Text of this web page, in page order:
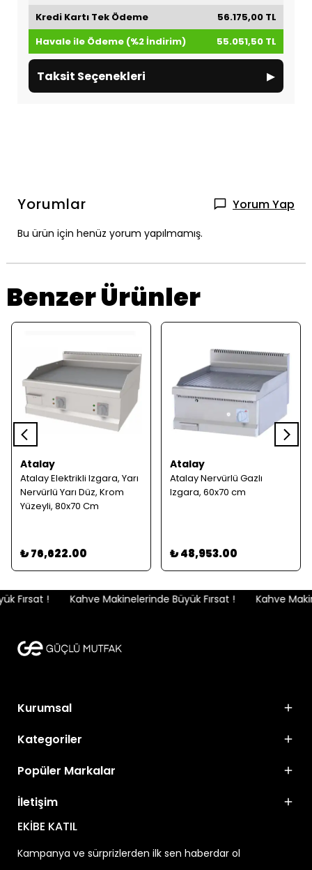
Kredi Kartı Tek Ödeme
56.175,00 TL
Havale ile Ödeme (%2 İndirim)
55.051,50 TL
Taksit Seçenekleri ▸
Yorumlar Yorum Yap
Bu ürün için henüz yorum yapılmamış.
Benzer Ürünler
Atalay
Atalay Elektrikli Izgara, Yarı
Nervürlü Yarı Düz, Krom
Yüzeyli, 80x70 Cm
₺ 76,622.00
Atalay
Atalay Nervürlü Gazlı
Izgara, 60x70 cm
₺ 48,953.00
Fırsat ! Kahve Makinelerinde Büyük Fırsat ! Kahve
Kurumsal
Kategoriler
Popüler Markalar
İletişim
EKİBE KATIL
Kampanya ve sürprizlerden ilk sen haberdar ol